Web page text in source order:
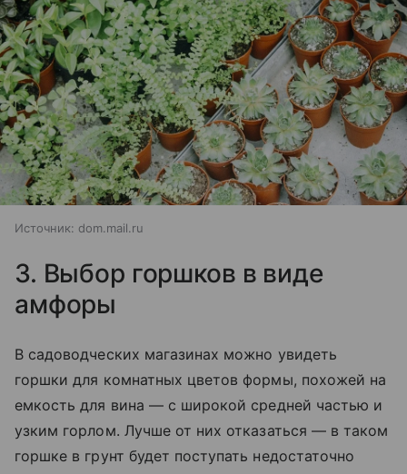
Источник: dom.mail.ru
3. Выбор горшков в виде
амфоры
В садоводческих магазинах можно увидеть
горшки для комнатных цветов формы, похожей на
емкость для вина — с широкой средней частью и
узким горлом. Лучше от них отказаться — в таком
горшке в грунт будет поступать недостаточно